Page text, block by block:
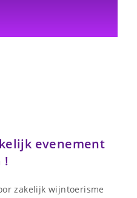
evenement
!
zakelijk wijntoerisme